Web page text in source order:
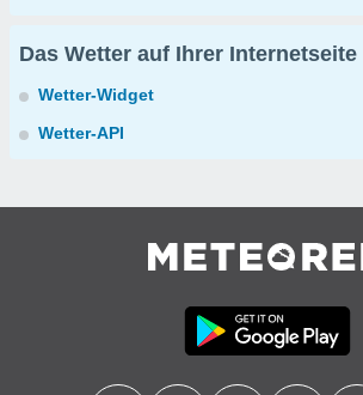
Das Wetter auf Ihrer Internetseite
Wetter-Widget
Wetter-API